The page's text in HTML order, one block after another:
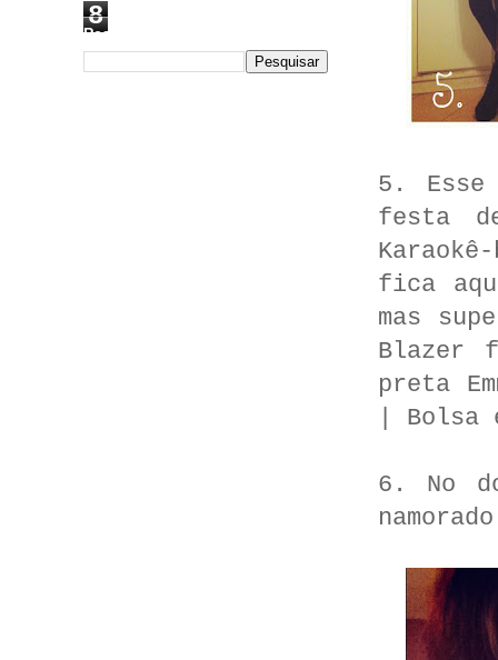
5.
festa
fica
mas
Blazer
preta
| Bolsa
6. No
8
Pesquisar este blog